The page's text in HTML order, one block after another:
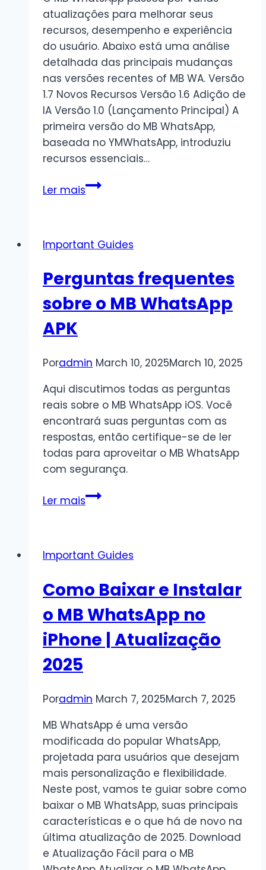
atualizações para melhorar seus
recursos, desempenho e experiência
do usuário. Abaixo está uma análise
detalhada das principais mudanças
nas versões recentes of MB WA. Versão
1.7 Novos Recursos Versão 1.6 Adição de
IA Versão 1.0 (Lançamento Principal) A
primeira versão do MB WhatsApp,
baseada no YMWhatsApp, introduziu
recursos essenciais…
Ler maisRegistro
MB
APK
Important Guides
Perguntas frequentes
sobre o MB WhatsApp
APK
Poradmin March 10, 2025March 10, 2025
Aqui discutimos todas as perguntas
reais sobre o MB WhatsApp iOS. Você
encontrará suas perguntas com as
respostas, então certifique-se de ler
todas para aproveitar o MB WhatsApp
com segurança.
Ler maisPerguntas
MB
APK
Important Guides
Como Baixar e Instalar
o MB WhatsApp no
iPhone | Atualização
2025
Poradmin March 7, 2025March 7, 2025
MB WhatsApp é uma versão
modificada do popular WhatsApp,
projetada para usuários que desejam
mais personalização e flexibilidade.
Neste post, vamos te guiar sobre como
baixar o MB WhatsApp, suas principais
características e o que há de novo na
última atualização de 2025. Download
e Atualização Fácil para o MB